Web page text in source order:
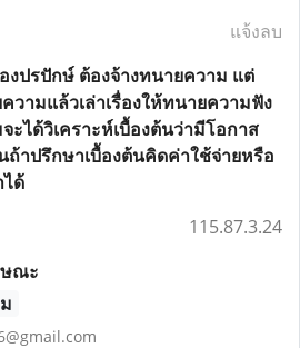
แจ้งลบ
ปรปักษ์ ต้องจ้างทนายความ แต่
วามแล้วเล่าเรื่องให้ทนายความฟัง
ะได้วิเคราะห์เบื้องต้นว่ามีโอกาส
าปรึกษาเบื้องต้นคิดค่าใช้จ่ายหรือ
ด้
115.87.3.24
ณะ